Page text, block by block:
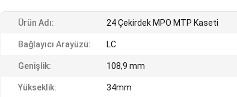
Ürün Adı: 24 Çekirdek MPO MTP Kaseti
Bağlayıcı Arayüzü: LC
Genişlik: 108,9 mm
Yükseklik: 34mm